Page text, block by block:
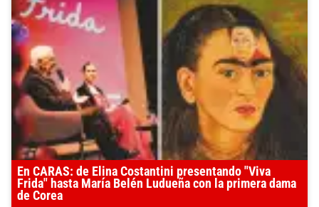
En CARAS: de Elina Costantini presentando "Viva
Frida" hasta María Belén Ludueña con la primera dama
de Corea